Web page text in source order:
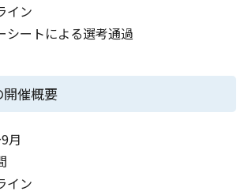
イン
シートによる選考通過
開催概要
月
イン